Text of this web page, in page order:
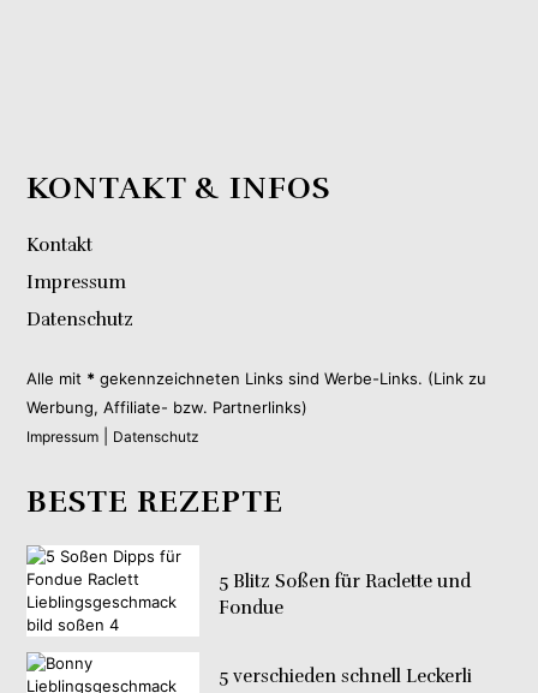
KONTAKT & INFOS
Kontakt
Impressum
Datenschutz
Alle mit * gekennzeichneten Links sind Werbe-Links. (Link zu
Werbung, Affiliate- bzw. Partnerlinks)
Impressum Datenschutz
BESTE REZEPTE
5 Blitz Soßen für Raclette und
Fondue
5 verschieden schnell Leckerli